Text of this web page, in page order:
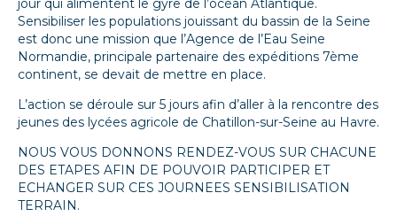
jour qui alimentent le gyre de l’océan Atlantique.
Sensibiliser les populations jouissant du bassin de la Seine
est donc une mission que l’Agence de l’Eau Seine
Normandie, principale partenaire des expéditions 7ème
continent, se devait de mettre en place.
L’action se déroule sur 5 jours afin d’aller à la rencontre des
jeunes des lycées agricole de Chatillon-sur-Seine au Havre.
NOUS VOUS DONNONS RENDEZ-VOUS SUR CHACUNE
DES ETAPES AFIN DE POUVOIR PARTICIPER ET
ECHANGER SUR CES JOURNEES SENSIBILISATION
TERRAIN.